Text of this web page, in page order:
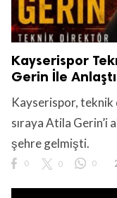
Kayserispor
Gerin İle
Kayserispor,
sıraya Atila Gerin’i
şehre gelmişti.
0 0 0